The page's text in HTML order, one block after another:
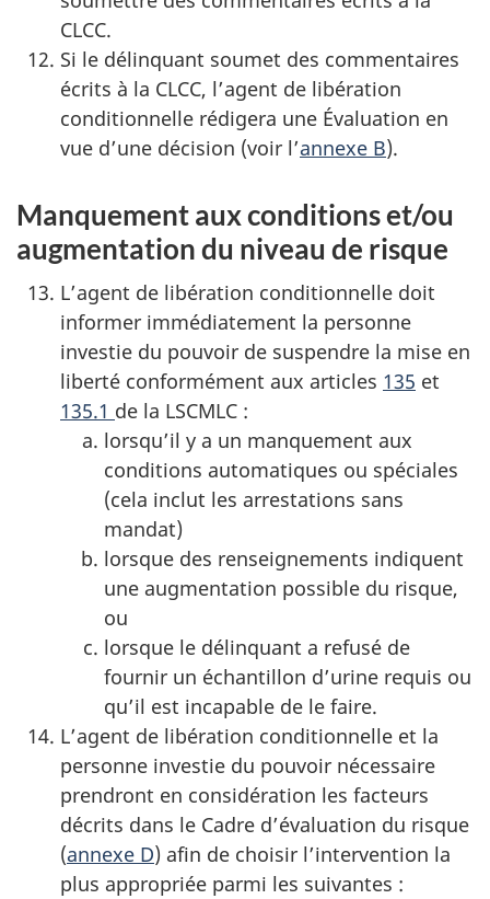
CLCC.
Si le délinquant soumet des commentaires
écrits à la CLCC, l’agent de libération
conditionnelle rédigera une Évaluation en
vue d’une décision (voir l’annexe B).
Manquement aux conditions et/ou
augmentation du niveau de risque
L’agent de libération conditionnelle doit
informer immédiatement la personne
investie du pouvoir de suspendre la mise en
liberté conformément aux articles 135 et
135.1 de la LSCMLC :
lorsqu’il y a un manquement aux
conditions automatiques ou spéciales
(cela inclut les arrestations sans
mandat)
lorsque des renseignements indiquent
une augmentation possible du risque,
ou
lorsque le délinquant a refusé de
fournir un échantillon d’urine requis ou
qu’il est incapable de le faire.
L’agent de libération conditionnelle et la
personne investie du pouvoir nécessaire
prendront en considération les facteurs
décrits dans le Cadre d’évaluation du risque
(annexe D) afin de choisir l’intervention la
plus appropriée parmi les suivantes :